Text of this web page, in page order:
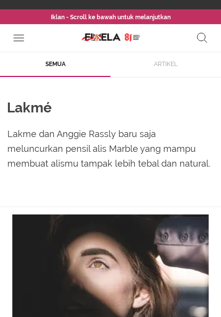
Iklan - Scroll ke bawah untuk melanjutkan
SEMUA ARTIKEL
Lakmé
Lakme dan Anggie Rassly baru saja
meluncurkan pensil alis Marble yang mampu
membuat alismu tampak lebih tebal dan natural.